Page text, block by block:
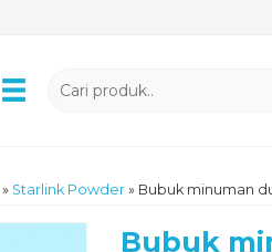
» Starlink Powder » Bubuk minuman
Bubuk